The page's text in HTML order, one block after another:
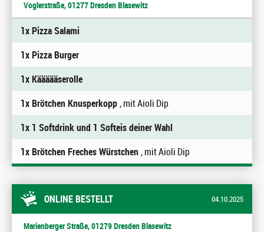
Voglerstraße, 01277 Dresden Blasewitz
1x Pizza Salami
1x Pizza Burger
1x Käääääserolle
1x Brötchen Knusperkopp, mit Aioli Dip
1x 1 Softdrink und 1 Softeis deiner Wahl
1x Brötchen Freches Würstchen, mit Aioli Dip
ONLINE BESTELLT 04.10.2025
Marienberger Straße, 01279 Dresden Blasewitz